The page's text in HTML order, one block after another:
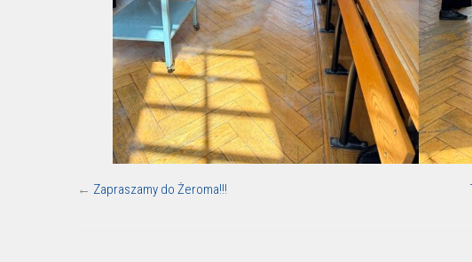
← Zapraszamy do Żeroma!!!